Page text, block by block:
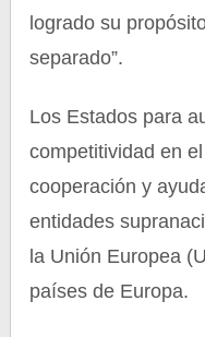
logrado su
separado”.
Los Estados para
competitividad en
cooperación y
entidades
la Unión Europea
países de Europa.